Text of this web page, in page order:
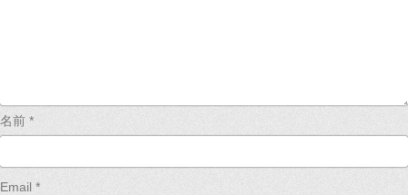
名前 *
Email *